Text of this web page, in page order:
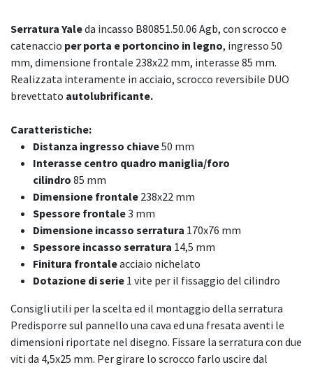
Serratura Yaleda incasso B80851.50.06 Agb, con scrocco e
catenaccio per porta e portoncino in legno, ingresso 50
mm, dimensione frontale 238x22 mm, interasse 85 mm.
Realizzata interamente in acciaio, scrocco reversibile DUO
brevettato autolubrificante.
Caratteristiche:
Distanza ingresso chiave50 mm
Interasse centro quadro maniglia/foro
cilindro 85 mm
Dimensione frontale 238x22 mm
Spessore frontale3 mm
Dimensione incasso serratura 170x76 mm
Spessore incasso serratura 14,5 mm
Finitura frontaleacciaio nichelato
Dotazione di serie 1 vite per il fissaggio del cilindro
Consigli utili per la scelta ed il montaggio della serratura
Predisporre sul pannello una cava ed una fresata aventi le
dimensioni riportate nel disegno. Fissare la serratura con due
viti da 4,5x25 mm. Per girare lo scrocco farlo uscire dal